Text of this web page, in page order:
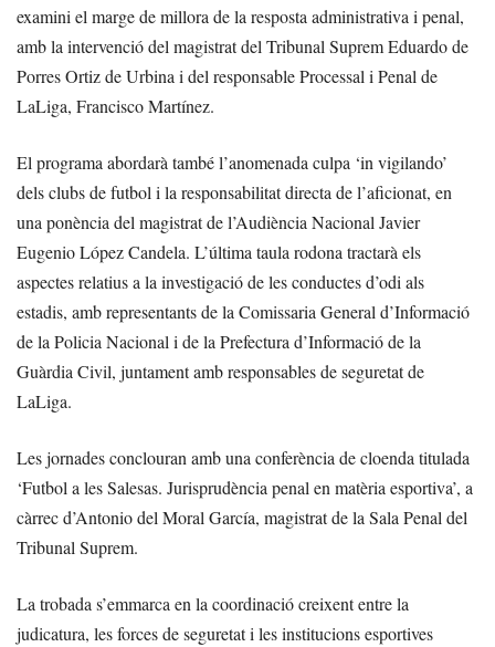
examini el marge de millora de la resposta administrativa i penal,
amb la intervenció del magistrat del Tribunal Suprem Eduardo de
Porres Ortiz de Urbina i del responsable Processal i Penal de
LaLiga, Francisco Martínez.
El programa abordarà també l’anomenada culpa ‘in vigilando’
dels clubs de futbol i la responsabilitat directa de l’aficionat, en
una ponència del magistrat de l’Audiència Nacional Javier
Eugenio López Candela. L’última taula rodona tractarà els
aspectes relatius a la investigació de les conductes d’odi als
estadis, amb representants de la Comissaria General d’Informació
de la Policia Nacional i de la Prefectura d’Informació de la
Guàrdia Civil, juntament amb responsables de seguretat de
LaLiga.
Les jornades conclouran amb una conferència de cloenda titulada
‘Futbol a les Salesas. Jurisprudència penal en matèria esportiva’, a
càrrec d’Antonio del Moral García, magistrat de la Sala Penal del
Tribunal Suprem.
La trobada s’emmarca en la coordinació creixent entre la
judicatura, les forces de seguretat i les institucions esportives